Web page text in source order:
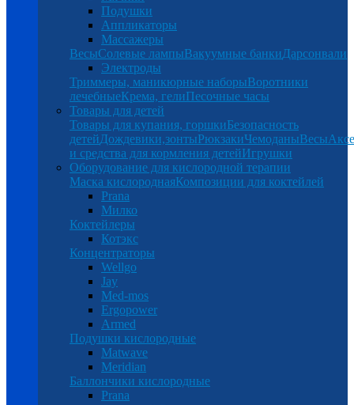
Подушки
Аппликаторы
Массажеры
ВесыСолевые лампыВакуумные банкиДарсонвали
Электроды
Триммеры, маникюрные наборыВоротники
лечебныеКрема, гелиПесочные часы
Товары для детей
Товары для купания, горшкиБезопасность
детейДождевики,зонтыРюкзакиЧемоданыВесы
и средства для кормления детейИгрушки
Оборудование для кислородной терапии
Маска кислороднаяКомпозиции для коктейлей
Prana
Милко
Коктейлеры
Котэкс
Концентраторы
Wellgo
Jay
Med-mos
Ergopower
Armed
Подушки кислородные
Matwave
Meridian
Баллончики кислородные
Prana